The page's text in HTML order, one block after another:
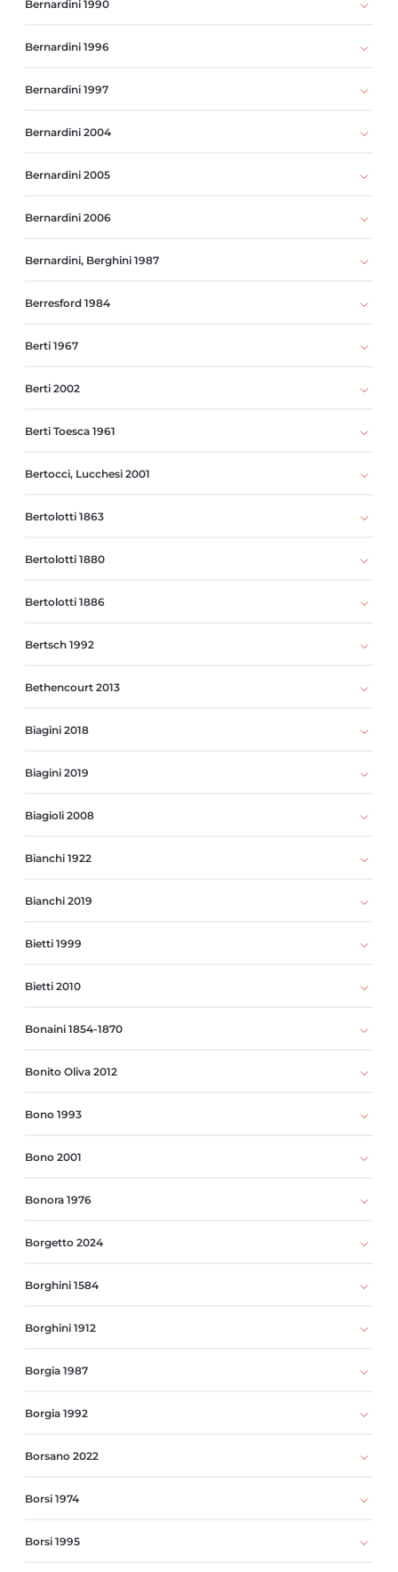
Bernardini 1990
Bernardini 1996
Bernardini 1997
Bernardini 2004
Bernardini 2005
Bernardini 2006
Bernardini, Berghini 1987
Berresford 1984
Berti 1967
Berti 2002
Berti Toesca 1961
Bertocci, Lucchesi 2001
Bertolotti 1863
Bertolotti 1880
Bertolotti 1886
Bertsch 1992
Bethencourt 2013
Biagini 2018
Biagini 2019
Biagioli 2008
Bianchi 1922
Bianchi 2019
Bietti 1999
Bietti 2010
Bonaini 1854-1870
Bonito Oliva 2012
Bono 1993
Bono 2001
Bonora 1976
Borgetto 2024
Borghini 1584
Borghini 1912
Borgia 1987
Borgia 1992
Borsano 2022
Borsi 1974
Borsi 1995